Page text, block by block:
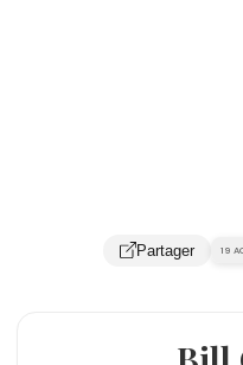
Partager 19